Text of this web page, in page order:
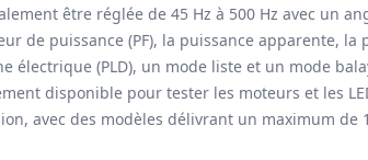
être réglée de 45 Hz à 500 Hz avec un
de puissance (PF), la puissance apparente,
électrique (PLD), un mode liste et un mode
disponible pour tester les moteurs et les
avec des modèles délivrant un maximum de